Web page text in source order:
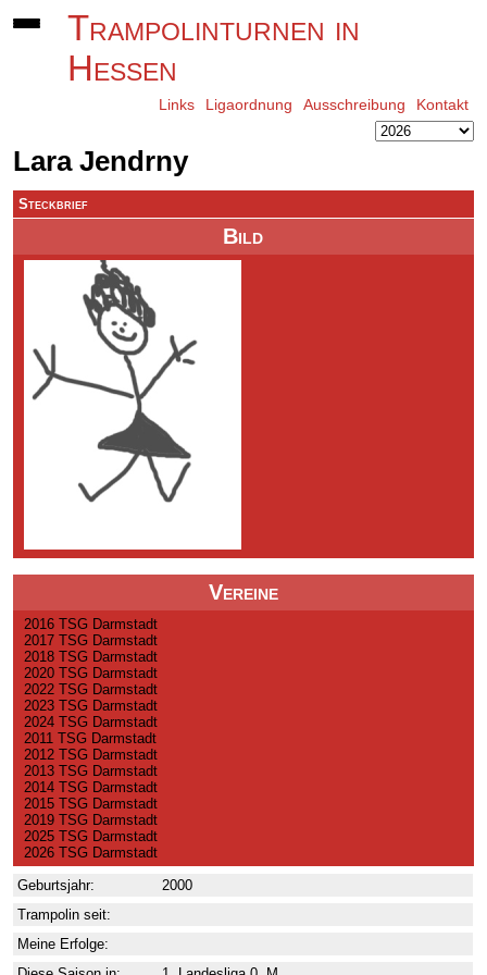
Trampolinturnen in
Hessen
Links Ligaordnung Ausschreibung Kontakt
Lara Jendrny
Bild
Vereine
2016 TSG Darmstadt
2017 TSG Darmstadt
2018 TSG Darmstadt
2020 TSG Darmstadt
2022 TSG Darmstadt
2023 TSG Darmstadt
2024 TSG Darmstadt
2011 TSG Darmstadt
2012 TSG Darmstadt
2013 TSG Darmstadt
2014 TSG Darmstadt
2015 TSG Darmstadt
2019 TSG Darmstadt
2025 TSG Darmstadt
2026 TSG Darmstadt
Steckbrief
Geburtsjahr:
2000
Trampolin seit:
Meine Erfolge: